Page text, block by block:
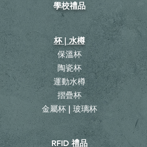
學校禮品
杯 | 水樽
保溫杯
陶瓷杯
運動水樽
摺疊杯
金屬杯 | 玻璃杯
RFID 禮品